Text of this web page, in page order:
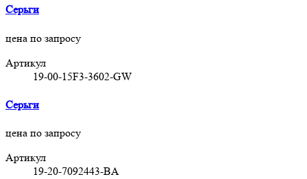
Серьги
цена по запросу
Артикул
19-00-15F3-3602-GW
Серьги
цена по запросу
Артикул
19-20-7092443-BA